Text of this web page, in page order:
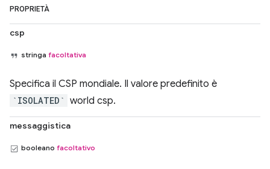
PROPRIETÀ
csp
stringa facoltativa
Specifica il CSP mondiale. Il valore predefinito è
`ISOLATED` world csp.
messaggistica
booleano facoltativo